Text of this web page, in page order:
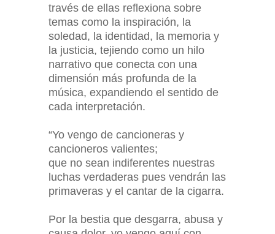
través de ellas reflexiona sobre
temas como la inspiración, la
soledad, la identidad, la memoria y
la justicia, tejiendo como un hilo
narrativo que conecta con una
dimensión más profunda de la
música, expandiendo el sentido de
cada interpretación.
“Yo vengo de cancioneras y
cancioneros valientes;
que no sean indiferentes nuestras
luchas verdaderas pues vendrán las
primaveras y el cantar de la cigarra.
Por la bestia que desgarra, abusa y